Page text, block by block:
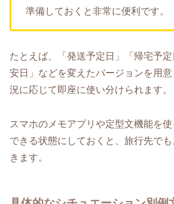
準備しておくと非常に便利です。
たとえば、「発送予定日」「帰宅予
安日」などを変えたバージョンを用
況に応じて即座に使い分けられます。
スマホのメモアプリや定型文機能を
できる状態にしておくと、旅行先で
きます。